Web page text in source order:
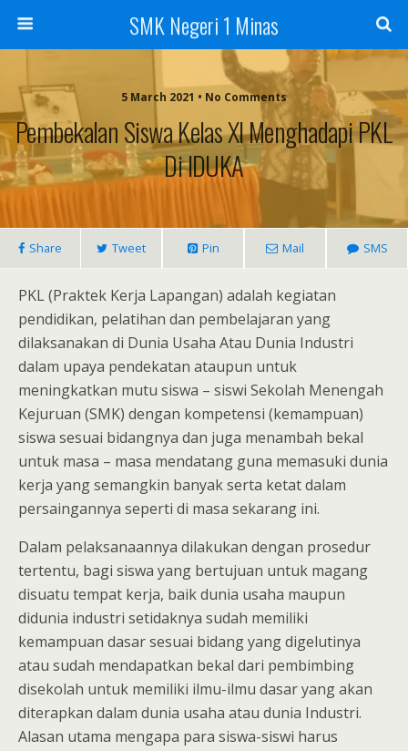
SMK Negeri 1 Minas
5 March 2021 • No Comments
Pembekalan Siswa Kelas XI Menghadapi PKL
Di IDUKA
Share Tweet Pin Mail SMS
PKL (Praktek Kerja Lapangan) adalah kegiatan
pendidikan, pelatihan dan pembelajaran yang
dilaksanakan di Dunia Usaha Atau Dunia Industri
dalam upaya pendekatan ataupun untuk
meningkatkan mutu siswa – siswi Sekolah Menengah
Kejuruan (SMK) dengan kompetensi (kemampuan)
siswa sesuai bidangnya dan juga menambah bekal
untuk masa – masa mendatang guna memasuki dunia
kerja yang semangkin banyak serta ketat dalam
persaingannya seperti di masa sekarang ini.
Dalam pelaksanaannya dilakukan dengan prosedur
tertentu, bagi siswa yang bertujuan untuk magang
disuatu tempat kerja, baik dunia usaha maupun
didunia industri setidaknya sudah memiliki
kemampuan dasar sesuai bidang yang digelutinya
atau sudah mendapatkan bekal dari pembimbing
disekolah untuk memiliki ilmu-ilmu dasar yang akan
diterapkan dalam dunia usaha atau dunia Industri.
Alasan utama mengapa para siswa-siswi harus